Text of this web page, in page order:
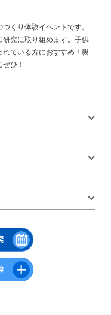
くり体験イベントです。
究に取り組めます。子供
ている方におすすめ！親
ひ！